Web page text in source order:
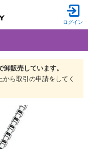
ログイン
卸販売しています。
ら取引の申請をしてく